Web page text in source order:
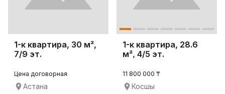
1-к квартира, 30 м²,
7/9 эт.
Цена договорная
Астана
1-к квартира, 28.6
м², 4/5 эт.
11 800 000 ₸
Косшы